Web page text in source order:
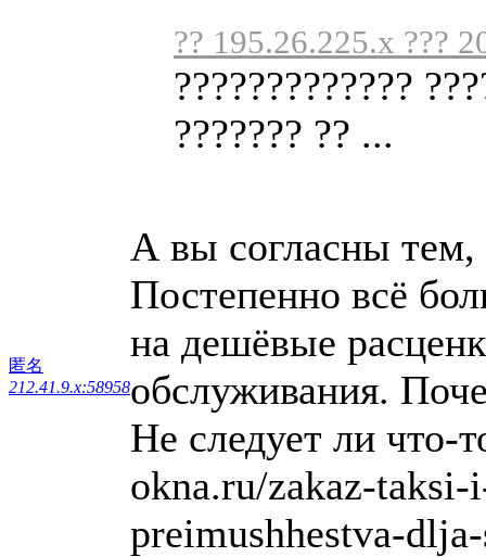
匿名
212.41.9.x:58958
?? 195.26.225.x ???
?????????????
??????? ?? ...
А вы согласны тем,
Постепенно всё
на дешёвые
обслуживания.
Не следует ли
okna.ru/zakaz-
preimushhestva-